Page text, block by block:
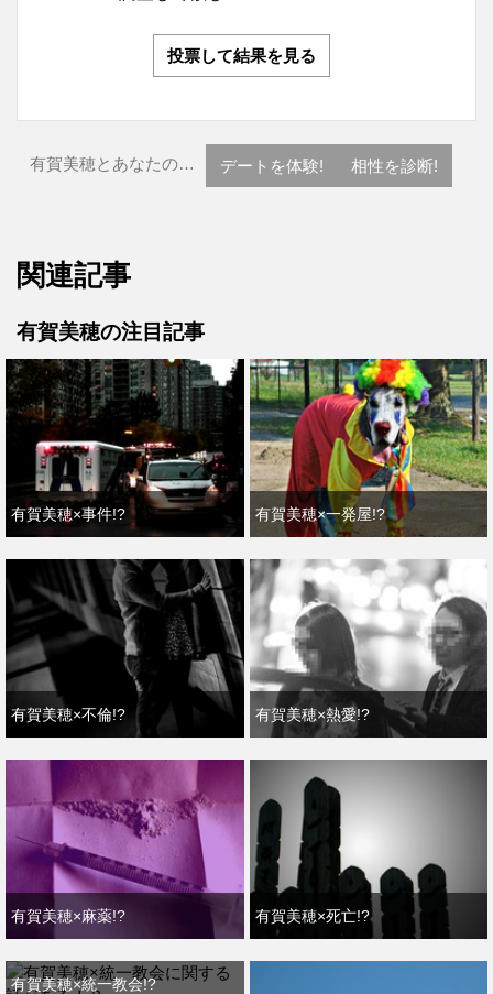
投票して結果を見る
有賀美穂とあなたの… デートを体験! 相性を診断!
関連記事
有賀美穂の注目記事
有賀美穂×事件!? 有賀美穂×一発屋!?
有賀美穂×不倫!? 有賀美穂×熱愛!?
有賀美穂×麻薬!? 有賀美穂×死亡!?
有賀美穂×統一教会!?